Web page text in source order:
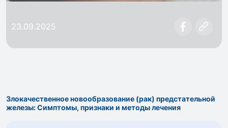
23.09.2025
Злокачественное новообразование (рак) предстательной
железы: Симптомы, признаки и методы лечения